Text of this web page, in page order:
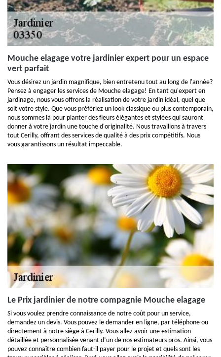
Mouche elagage votre jardinier expert pour un espace
vert parfait
Vous désirez un jardin magnifique, bien entretenu tout au long de l'année?
Pensez à engager les services de Mouche elagage! En tant qu'expert en
jardinage, nous vous offrons la réalisation de votre jardin idéal, quel que
soit votre style. Que vous préfériez un look classique ou plus contemporain,
nous sommes là pour planter des fleurs élégantes et stylées qui sauront
donner à votre jardin une touche d'originalité. Nous travaillons à travers
tout Cerilly, offrant des services de qualité à des prix compétitifs. Nous
vous garantissons un résultat impeccable.
Le Prix jardinier de notre compagnie Mouche elagage
Si vous voulez prendre connaissance de notre coût pour un service,
demandez un devis. Vous pouvez le demander en ligne, par téléphone ou
directement à notre siège à Cerilly. Vous allez avoir une estimation
détaillée et personnalisée venant d’un de nos estimateurs pros. Ainsi, vous
pouvez connaître combien faut-il payer pour le projet et quels sont les